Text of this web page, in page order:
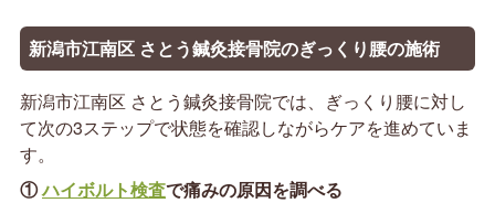
新潟市江南区 さとう鍼灸接骨院のぎっくり腰の施術
新潟市江南区 さとう鍼灸接骨院では、ぎっくり腰に対し
て次の3ステップで状態を確認しながらケアを進めていま
す。
①ハイボルト検査で痛みの原因を調べる